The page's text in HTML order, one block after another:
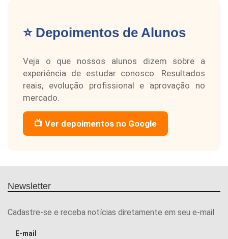
⭐ Depoimentos de Alunos
Veja o que nossos alunos dizem sobre a
experiência de estudar conosco. Resultados
reais, evolução profissional e aprovação no
mercado.
📺 Ver depoimentos no Google
Newsletter
Cadastre-se e receba notícias diretamente em seu e-mail
E-mail